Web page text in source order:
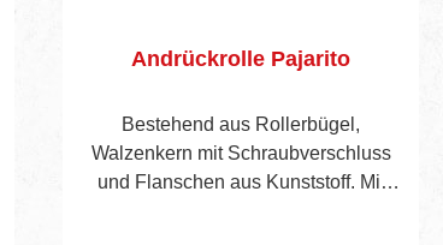
Andrückrolle Pajarito
Bestehend aus Rollerbügel,
Walzenkern mit Schraubverschluss
und Flanschen aus Kunststoff. Mit